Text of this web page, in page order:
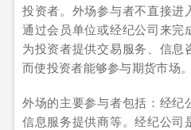
投资者。外场参与者不直接进
通过会员单位或经纪公司来完
为投资者提供交易服务、信息
而使投资者能够参与期货市场。
外场的主要参与者包括：经纪
信息服务提供商等。经纪公司